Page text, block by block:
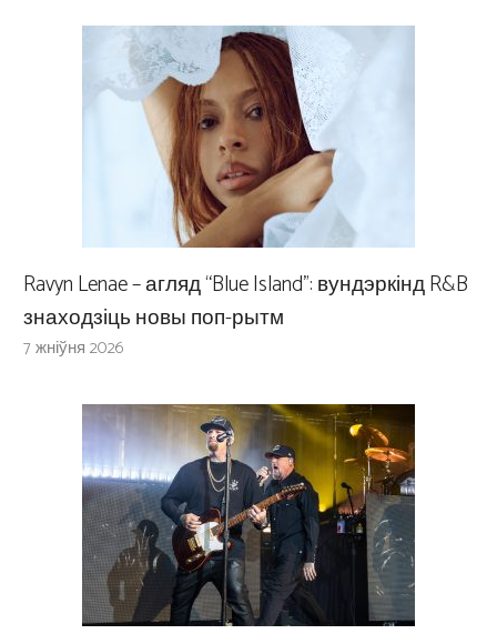
Ravyn Lenae – агляд “Blue Island”: вундэркінд R&B
знаходзіць новы поп-рытм
7 жніўня 2026